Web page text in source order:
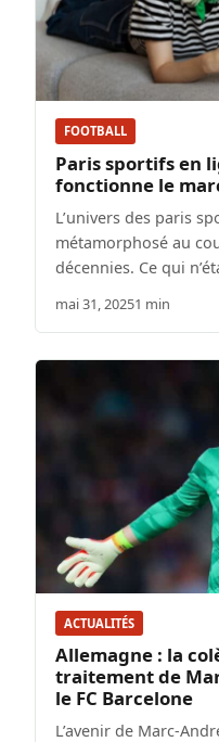
FOOTBALL
Paris sportifs en
fonctionne le
L’univers des paris
métamorphosé au
décennies. Ce qui
mai 31, 20251 min
ACTUALITÉS
Allemagne : la
traitement de
le FC Barcelone
L’avenir de Marc-